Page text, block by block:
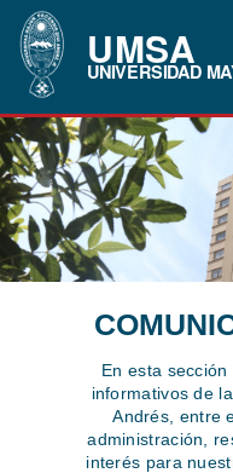
UMSA
UNIVERSIDAD
En esta
informativos de
Andrés, entre
administración,
interés para